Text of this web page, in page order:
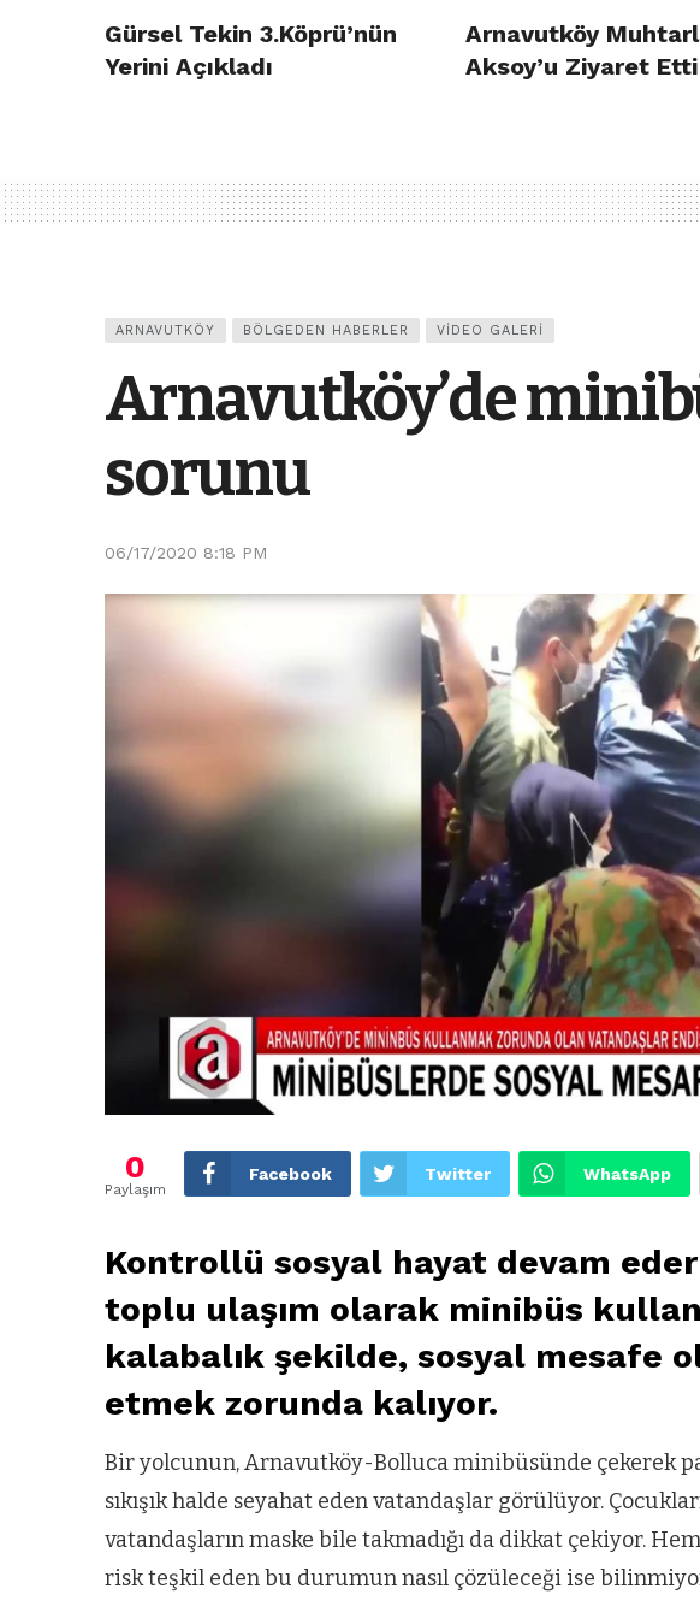
Gürsel Tekin 3.Köprü’nün
Yerini Açıkladı
Arnavutköy
Aksoy’u Ziyaret Etti
ARNAVUTKÖY BÖLGEDEN HABERLER VIDEO GALERI
Arnavutköy’de
sorunu
06/17/2020 8:18 PM
0
Paylaşım
Facebook Twitter WhatsApp
Kontrollü sosyal hayat devam
toplu ulaşım olarak minibüs
kalabalık şekilde, sosyal mesafe
etmek zorunda kalıyor.
Bir yolcunun, Arnavutköy-Bolluca minibüsünde çekerek
sıkışık halde seyahat eden vatandaşlar görülüyor.
vatandaşların maske bile takmadığı da dikkat çekiyor.
risk teşkil eden bu durumun nasıl çözüleceği ise